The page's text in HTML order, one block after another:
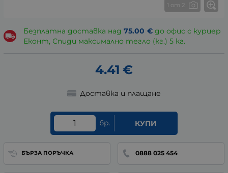
1 от 2
Безплатна доставка над 75.00 €до офис с куриер
Еконт, Спиди максимално тегло (кг.) 5 кг.
4.41 €
Доставка и плащане
бр. КУПИ
БЪРЗА ПОРЪЧКА 0888 025 454